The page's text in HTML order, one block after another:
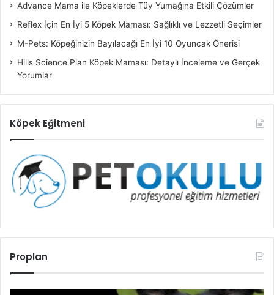
Advance Mama ile Köpeklerde Tüy Yumağına Etkili Çözümler
Reflex İçin En İyi 5 Köpek Maması: Sağlıklı ve Lezzetli Seçimler
M-Pets: Köpeğinizin Bayılacağı En İyi 10 Oyuncak Önerisi
Hills Science Plan Köpek Maması: Detaylı İnceleme ve Gerçek
Yorumlar
Köpek Eğitmeni
Proplan